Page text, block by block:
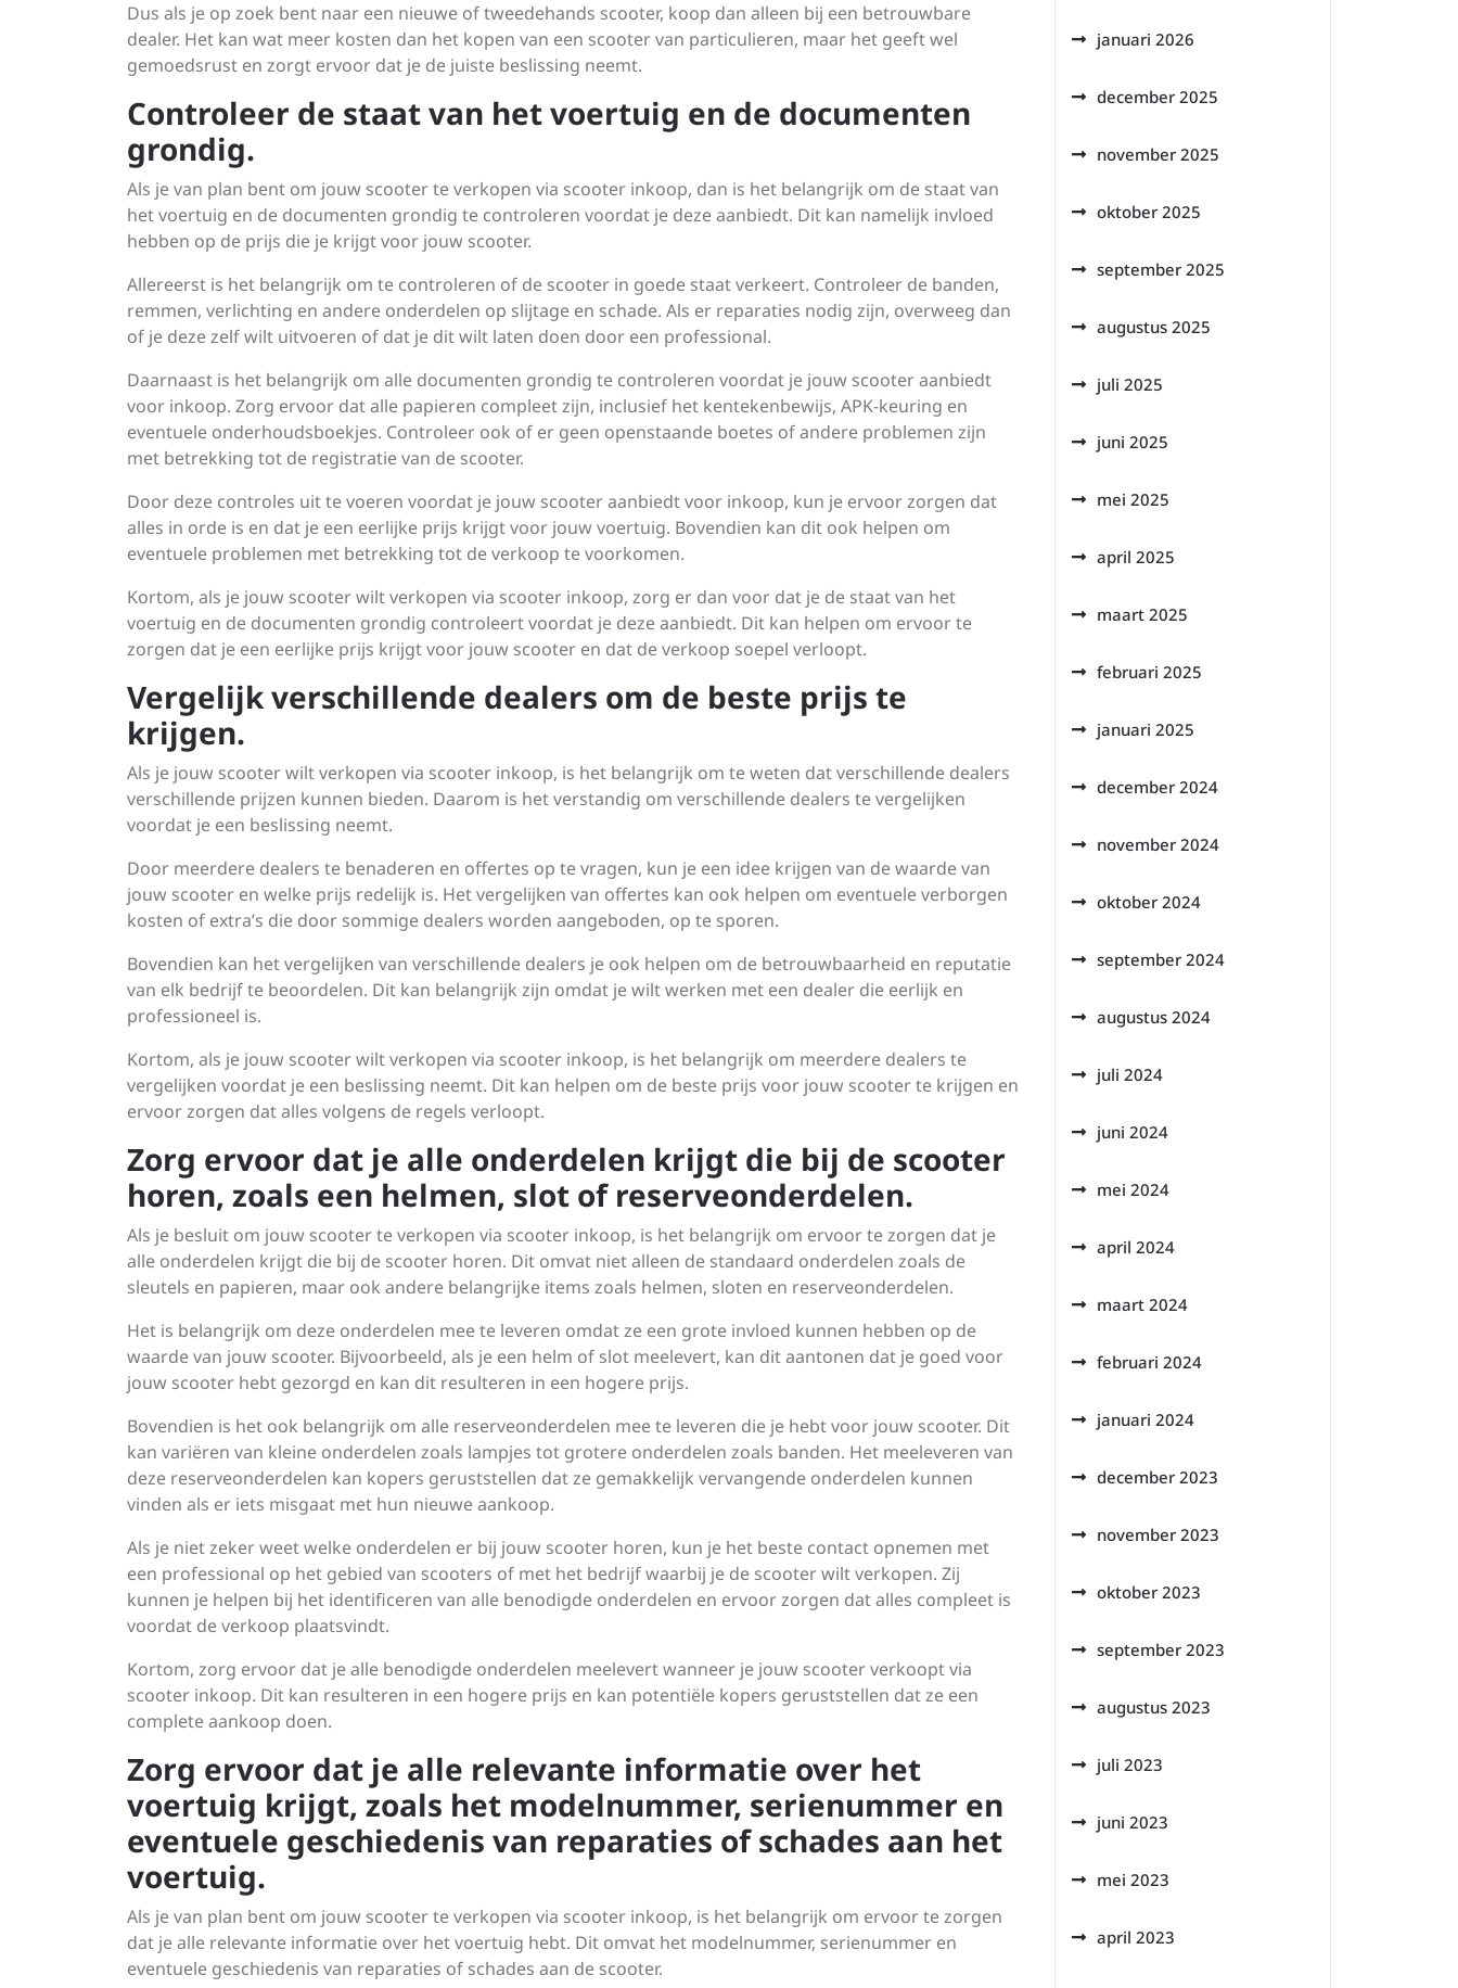
Dus als je op zoek bent naar een nieuwe of tweedehands scooter, koop dan alleen bij een betrouwbare
dealer. Het kan wat meer kosten dan het kopen van een scooter van particulieren, maar het geeft wel
gemoedsrust en zorgt ervoor dat je de juiste beslissing neemt.
Controleer de staat van het voertuig en de documenten
grondig.
Als je van plan bent om jouw scooter te verkopen via scooter inkoop, dan is het belangrijk om de staat van
het voertuig en de documenten grondig te controleren voordat je deze aanbiedt. Dit kan namelijk invloed
hebben op de prijs die je krijgt voor jouw scooter.
Allereerst is het belangrijk om te controleren of de scooter in goede staat verkeert. Controleer de banden,
remmen, verlichting en andere onderdelen op slijtage en schade. Als er reparaties nodig zijn, overweeg dan
of je deze zelf wilt uitvoeren of dat je dit wilt laten doen door een professional.
Daarnaast is het belangrijk om alle documenten grondig te controleren voordat je jouw scooter aanbiedt
voor inkoop. Zorg ervoor dat alle papieren compleet zijn, inclusief het kentekenbewijs, APK-keuring en
eventuele onderhoudsboekjes. Controleer ook of er geen openstaande boetes of andere problemen zijn
met betrekking tot de registratie van de scooter.
Door deze controles uit te voeren voordat je jouw scooter aanbiedt voor inkoop, kun je ervoor zorgen dat
alles in orde is en dat je een eerlijke prijs krijgt voor jouw voertuig. Bovendien kan dit ook helpen om
eventuele problemen met betrekking tot de verkoop te voorkomen.
Kortom, als je jouw scooter wilt verkopen via scooter inkoop, zorg er dan voor dat je de staat van het
voertuig en de documenten grondig controleert voordat je deze aanbiedt. Dit kan helpen om ervoor te
zorgen dat je een eerlijke prijs krijgt voor jouw scooter en dat de verkoop soepel verloopt.
Vergelijk verschillende dealers om de beste prijs te
krijgen.
Als je jouw scooter wilt verkopen via scooter inkoop, is het belangrijk om te weten dat verschillende dealers
verschillende prijzen kunnen bieden. Daarom is het verstandig om verschillende dealers te vergelijken
voordat je een beslissing neemt.
Door meerdere dealers te benaderen en offertes op te vragen, kun je een idee krijgen van de waarde van
jouw scooter en welke prijs redelijk is. Het vergelijken van offertes kan ook helpen om eventuele verborgen
kosten of extra’s die door sommige dealers worden aangeboden, op te sporen.
Bovendien kan het vergelijken van verschillende dealers je ook helpen om de betrouwbaarheid en reputatie
van elk bedrijf te beoordelen. Dit kan belangrijk zijn omdat je wilt werken met een dealer die eerlijk en
professioneel is.
Kortom, als je jouw scooter wilt verkopen via scooter inkoop, is het belangrijk om meerdere dealers te
vergelijken voordat je een beslissing neemt. Dit kan helpen om de beste prijs voor jouw scooter te krijgen en
ervoor zorgen dat alles volgens de regels verloopt.
Zorg ervoor dat je alle onderdelen krijgt die bij de scooter
horen, zoals een helmen, slot of reserveonderdelen.
Als je besluit om jouw scooter te verkopen via scooter inkoop, is het belangrijk om ervoor te zorgen dat je
alle onderdelen krijgt die bij de scooter horen. Dit omvat niet alleen de standaard onderdelen zoals de
sleutels en papieren, maar ook andere belangrijke items zoals helmen, sloten en reserveonderdelen.
Het is belangrijk om deze onderdelen mee te leveren omdat ze een grote invloed kunnen hebben op de
waarde van jouw scooter. Bijvoorbeeld, als je een helm of slot meelevert, kan dit aantonen dat je goed voor
jouw scooter hebt gezorgd en kan dit resulteren in een hogere prijs.
Bovendien is het ook belangrijk om alle reserveonderdelen mee te leveren die je hebt voor jouw scooter. Dit
kan variëren van kleine onderdelen zoals lampjes tot grotere onderdelen zoals banden. Het meeleveren van
deze reserveonderdelen kan kopers geruststellen dat ze gemakkelijk vervangende onderdelen kunnen
vinden als er iets misgaat met hun nieuwe aankoop.
Als je niet zeker weet welke onderdelen er bij jouw scooter horen, kun je het beste contact opnemen met
een professional op het gebied van scooters of met het bedrijf waarbij je de scooter wilt verkopen. Zij
kunnen je helpen bij het identificeren van alle benodigde onderdelen en ervoor zorgen dat alles compleet is
voordat de verkoop plaatsvindt.
Kortom, zorg ervoor dat je alle benodigde onderdelen meelevert wanneer je jouw scooter verkoopt via
scooter inkoop. Dit kan resulteren in een hogere prijs en kan potentiële kopers geruststellen dat ze een
complete aankoop doen.
Zorg ervoor dat je alle relevante informatie over het
voertuig krijgt, zoals het modelnummer, serienummer en
eventuele geschiedenis van reparaties of schades aan het
voertuig.
Als je van plan bent om jouw scooter te verkopen via scooter inkoop, is het belangrijk om ervoor te zorgen
dat je alle relevante informatie over het voertuig hebt. Dit omvat het modelnummer, serienummer en
eventuele geschiedenis van reparaties of schades aan de scooter.
januari 2026
december 2025
november 2025
oktober 2025
september 2025
augustus 2025
juli 2025
juni 2025
mei 2025
april 2025
maart 2025
februari 2025
januari 2025
december 2024
november 2024
oktober 2024
september 2024
augustus 2024
juli 2024
juni 2024
mei 2024
april 2024
maart 2024
februari 2024
januari 2024
december 2023
november 2023
oktober 2023
september 2023
augustus 2023
juli 2023
juni 2023
mei 2023
april 2023